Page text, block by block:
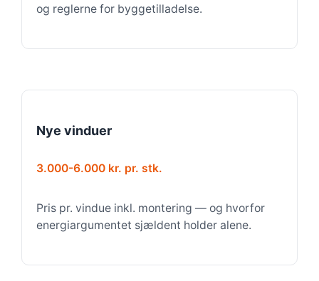
og reglerne for byggetilladelse.
Nye vinduer
3.000-6.000 kr. pr. stk.
Pris pr. vindue inkl. montering — og hvorfor
energiargumentet sjældent holder alene.